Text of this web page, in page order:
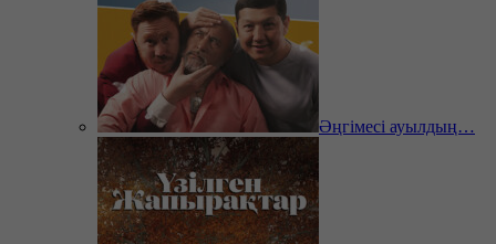
Әңгімесі ауылдың…